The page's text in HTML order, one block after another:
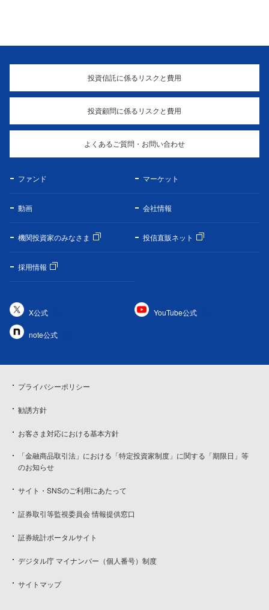
投資信託に係るリスクと費用
投資顧問に係るリスクと費用
よくあるご質問・お問い合わせ
ファンド マーケット
動画 会社情報
機関投資家のみなさま 投信直販ネット
採用情報
X公式 YouTube公式
note公式
プライバシーポリシー
勧誘方針
お客さま対応における基本方針
「金融商品取引法」における「特定投資家制度」に関する「期限日」等
のお知らせ
サイト・SNSのご利用にあたって
証券取引等監視委員会 情報提供窓口
証券統計ポータルサイト
デジタル庁 マイナンバー（個人番号）制度
サイトマップ